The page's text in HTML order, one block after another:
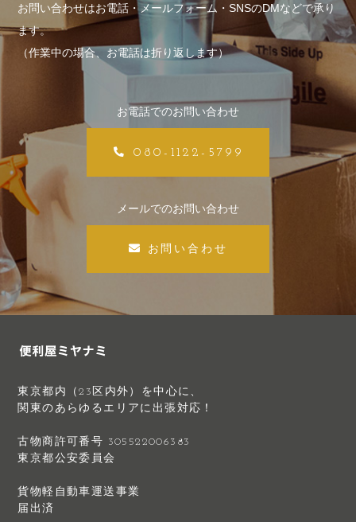
お問い合わせはお電話・メールフォーム・SNSのDMなどで承り
ます。
（作業中の場合、お電話は折り返します）
お電話でのお問い合わせ
080-1122-5799
メールでのお問い合わせ
お問い合わせ
東京都内（23区内外）を中心に、
関東のあらゆるエリアに出張対応！
古物商許可番号 305522006383
東京都公安委員会
貨物軽自動車運送事業
届出済